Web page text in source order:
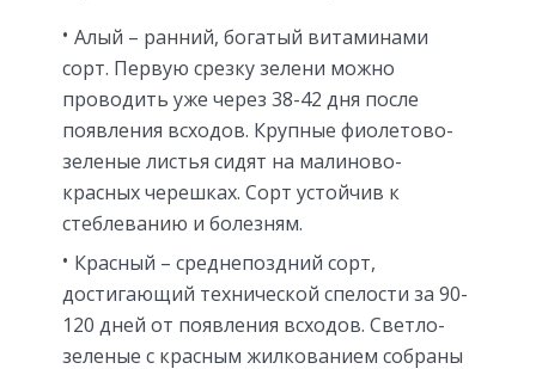
Алый – ранний, богатый витаминами
сорт. Первую срезку зелени можно
проводить уже через 38-42 дня после
появления всходов. Крупные фиолетово-
зеленые листья сидят на малиново-
красных черешках. Сорт устойчив к
стеблеванию и болезням.
Красный – среднепоздний сорт,
достигающий технической спелости за 90-
120 дней от появления всходов. Светло-
зеленые с красным жилкованием собраны